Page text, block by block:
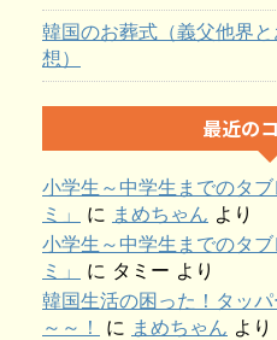
韓国のお葬式（義父他界
想）
最近の
小学生～中学生までのタ
ミ」
に まめちゃん より
小学生～中学生までのタ
ミ」
に タミー より
韓国生活の困った！タッ
～～！
に まめちゃん より